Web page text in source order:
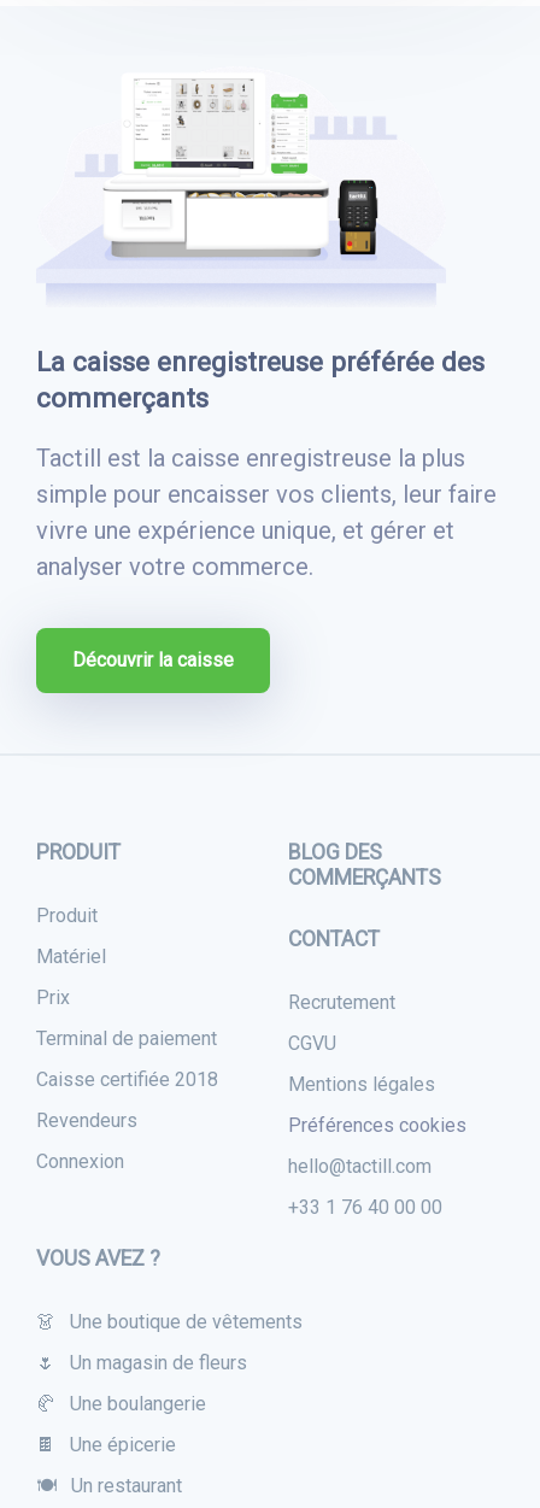
La caisse enregistreuse préférée des
commerçants
Tactill est la caisse enregistreuse la plus
simple pour encaisser vos clients, leur faire
vivre une expérience unique, et gérer et
analyser votre commerce.
Découvrir la caisse
PRODUIT
Produit
Matériel
Prix
Terminal de paiement
Caisse certifiée 2018
Revendeurs
Connexion
BLOG DES
COMMERÇANTS
CONTACT
Recrutement
CGVU
Mentions légales
Préférences cookies
hello@tactill.com
+33 1 76 40 00 00
VOUS AVEZ ?
👗 Une boutique de vêtements
🌷 Un magasin de fleurs
🥐 Une boulangerie
🍫 Une épicerie
🍽 Un restaurant